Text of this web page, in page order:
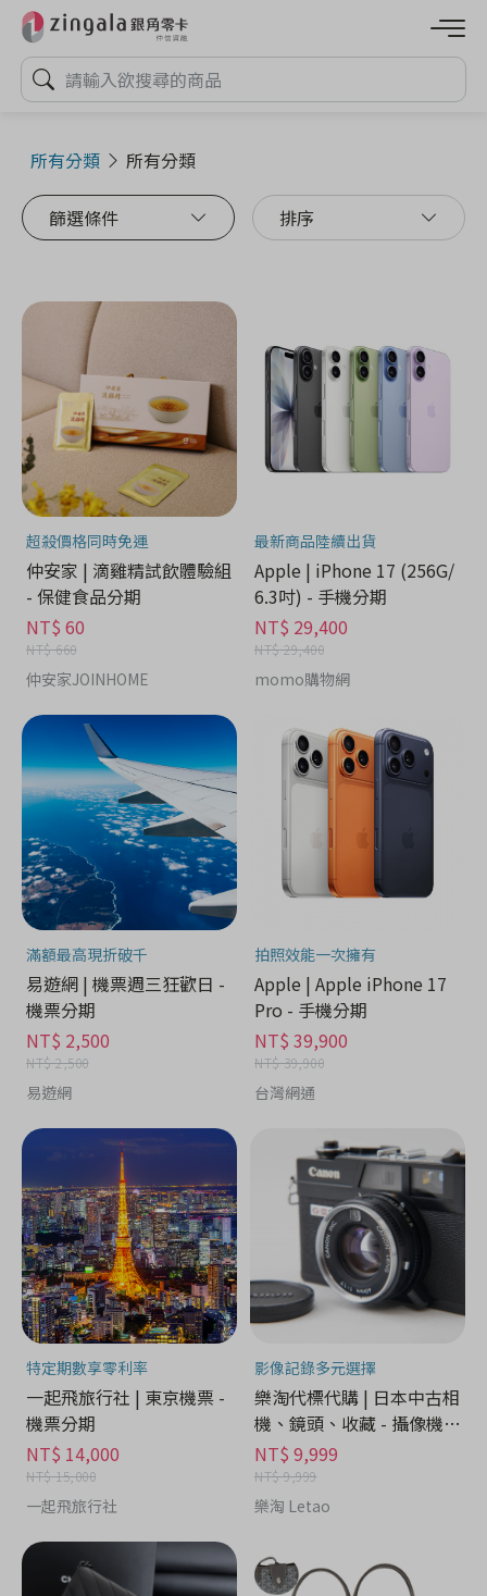
所有分類 所有分類
篩選條件 排序
超殺價格同時免運
仲安家 | 滴雞精試飲體驗組
- 保健食品分期
NT$ 60
NT$ 660
仲安家JOINHOME
最新商品陸續出貨
Apple | iPhone 17 (256G/
6.3吋) - 手機分期
NT$ 29,400
NT$ 29,400
momo購物網
滿額最高現折破千
易遊網 | 機票週三狂歡日 -
機票分期
NT$ 2,500
NT$ 2,500
易遊網
拍照效能一次擁有
Apple | Apple iPhone 17
Pro - 手機分期
NT$ 39,900
NT$ 39,900
台灣網通
特定期數享零利率
一起飛旅行社 | 東京機票 -
機票分期
NT$ 14,000
NT$ 15,000
一起飛旅行社
影像記錄多元選擇
樂淘代標代購 | 日本中古相
機、鏡頭、收藏 - 攝像機分
期
NT$ 9,999
NT$ 9,999
樂淘 Letao